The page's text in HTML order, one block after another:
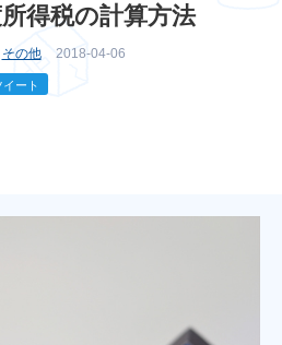
得税の計算方法
その他 2018-04-06